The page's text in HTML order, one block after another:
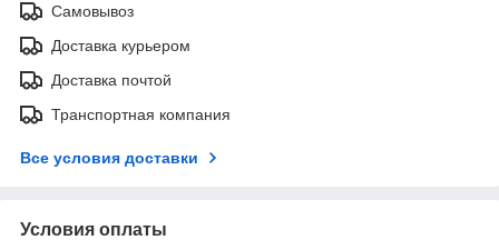
Самовывоз
Доставка курьером
Доставка почтой
Транспортная компания
Все условия доставки
Условия оплаты